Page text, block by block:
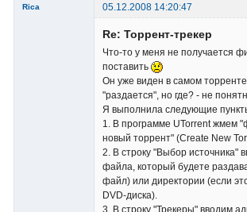
Rica
05.12.2008 14:20:47
Re: Торрент-трекер
Что-то у меня не получается
поставить
Он уже виден в самом
"раздается", но где? - не
Я выполнила следующие
1. В программе UTorrent жмем
новый торрент" (Create New
2. В строку "Выбор источника"
файла, который будете
файл) или директории (если
DVD-диска).
3. В строку "Трекеры" вводим